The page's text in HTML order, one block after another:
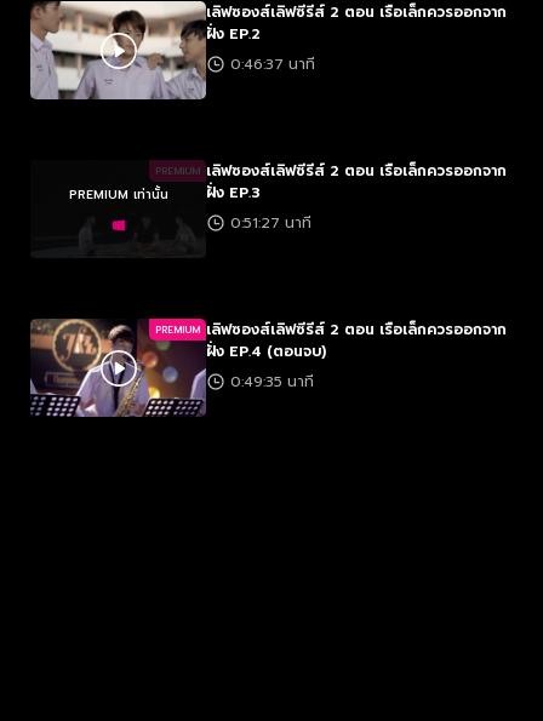
เลิฟซองส์เลิฟซีรีส์ 2 ตอน เรือเล็กควรออกจาก
ฝั่ง EP.2
0:46:37 นาที
PREMIUM
PREMIUM เท่านั้น
เลิฟซองส์เลิฟซีรีส์ 2 ตอน เรือเล็กควรออกจาก
ฝั่ง EP.3
0:51:27 นาที
PREMIUM เลิฟซองส์เลิฟซีรีส์ 2 ตอน เรือเล็กควรออกจาก
ฝั่ง EP.4 (ตอนจบ)
0:49:35 นาที